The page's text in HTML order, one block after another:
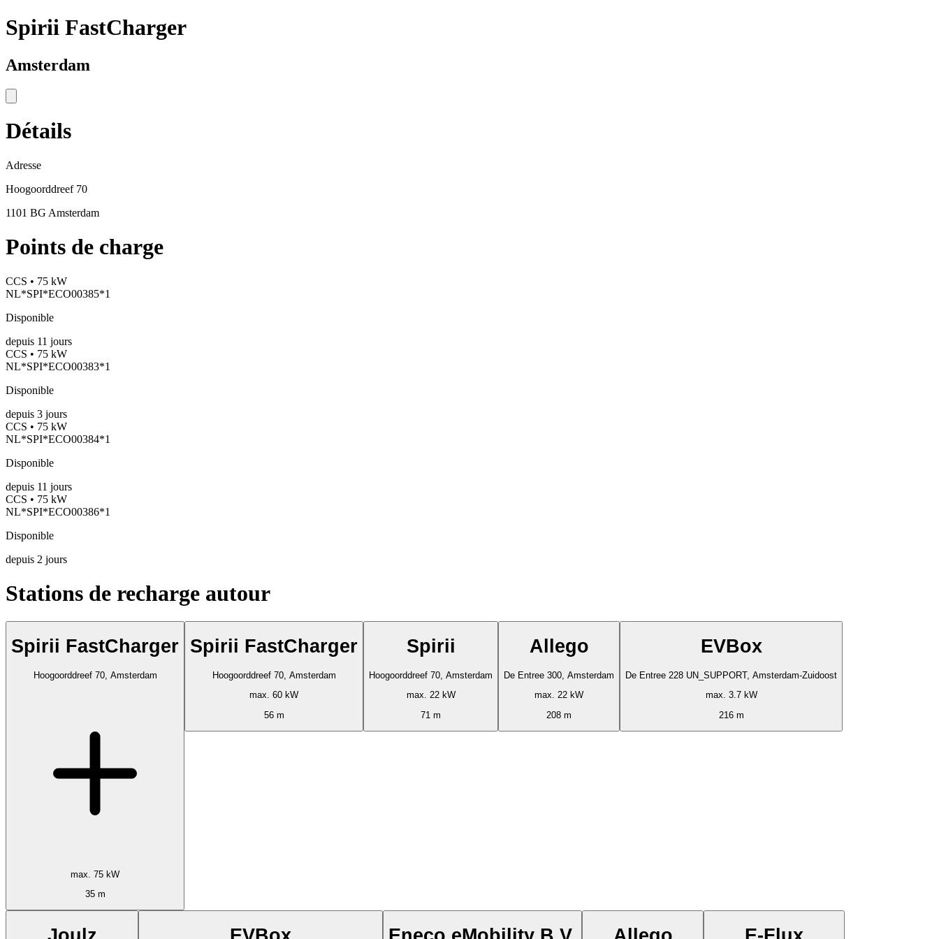
Spirii FastCharger
Amsterdam
Détails
Adresse
Hoogoorddreef 70
1101 BG Amsterdam
Points de charge
CCS • 75 kW
NL*SPI*ECO00385*1
Disponible
depuis 11 jours
CCS • 75 kW
NL*SPI*ECO00383*1
Disponible
depuis 3 jours
CCS • 75 kW
NL*SPI*ECO00384*1
Disponible
depuis 11 jours
CCS • 75 kW
NL*SPI*ECO00386*1
Disponible
depuis 2 jours
Stations de recharge autour
Spirii FastCharger
Hoogoorddreef 70, Amsterdam
max. 75 kW
35 m
Spirii FastCharger
Hoogoorddreef 70, Amsterdam
max. 60 kW
56 m
Spirii
Hoogoorddreef 70, Amsterdam
max. 22 kW
71 m
Allego
De Entree 300, Amsterdam
max. 22 kW
208 m
EVBox
De Entree 228 UN_SUPPORT, Amsterdam-Zuidoost
max. 3.7 kW
216 m